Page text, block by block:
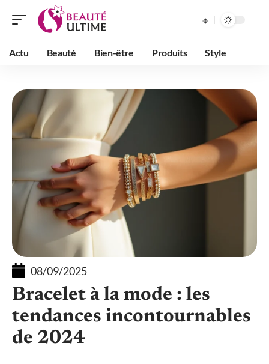
Actu Beauté Bien-être Produits Style
08/09/2025
Bracelet à la mode : les
tendances incontournables
de 2024